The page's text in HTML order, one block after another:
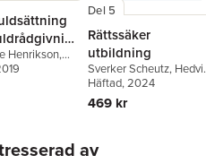
Henrikson,
Del 5
Rättssäker
utbildning
Sverker Scheutz,
Bernitz,Susanne
Fransson
Ingvarsson
Marcusson
Häftad, 2024
469 kr
av